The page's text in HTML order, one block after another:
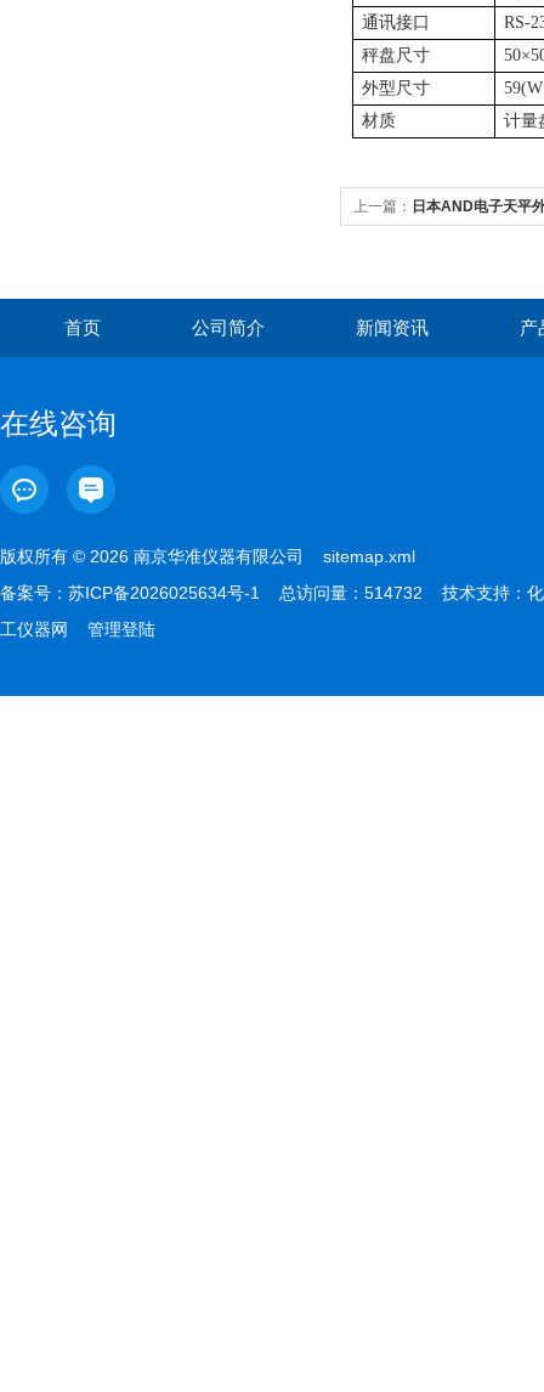
通讯接口
RS-
秤盘尺寸
50×
外型尺寸
材质
计量
上一篇： 日本AND电子天平
首页 公司简介 新闻资讯 产
在线咨询
版权所有 © 2026 南京华准仪器有限公司 sitemap.xml
备案号： 苏ICP备2026025634号-1 总访问量：514732 技术支持： 化
工仪器网
管理登陆